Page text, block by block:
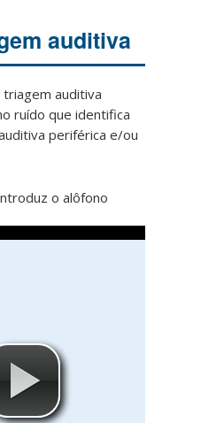
auditiva
triagem auditiva
ruído que identifica
periférica e/ou
o alôfono